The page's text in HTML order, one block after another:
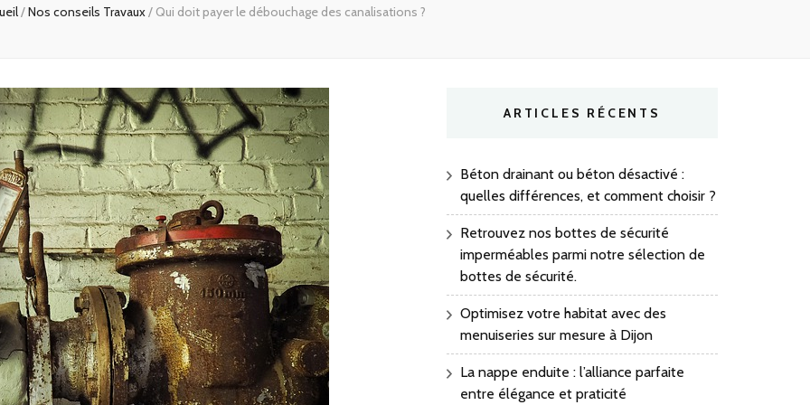
/Nos conseils Travaux/ Qui doit payer le débouchage des canalisations ?
ARTICLES RÉCENTS
Béton drainant ou béton désactivé :
quelles différences, et comment choisir ?
Retrouvez nos bottes de sécurité
imperméables parmi notre sélection de
bottes de sécurité.
Optimisez votre habitat avec des
menuiseries sur mesure à Dijon
La nappe enduite : l’alliance parfaite
entre élégance et praticité